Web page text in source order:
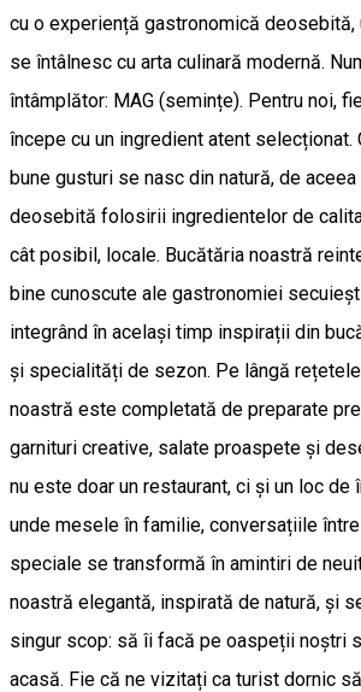
cu o experiență gastronomică
se întâlnesc cu arta culinară modernă.
întâmplător: MAG (semințe). Pentru noi,
începe cu un ingredient atent selecționat.
bune gusturi se nasc din natură, de
deosebită folosirii ingredientelor de
cât posibil, locale. Bucătăria noastră
bine cunoscute ale gastronomiei
integrând în același timp inspirații din
și specialități de sezon. Pe lângă
noastră este completată de preparate
garnituri creative, salate proaspete și
nu este doar un restaurant, ci și un loc de
unde mesele în familie, conversațiile
speciale se transformă în amintiri de
noastră elegantă, inspirată de natură, și
singur scop: să îi facă pe oaspeții noștri
acasă. Fie că ne vizitați ca turist dornic